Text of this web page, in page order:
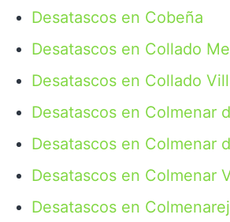
Desatascos en Cobeña
Desatascos en Collado
Desatascos en Collado
Desatascos en Colmenar
Desatascos en Colmenar
Desatascos en Colmenar
Desatascos en